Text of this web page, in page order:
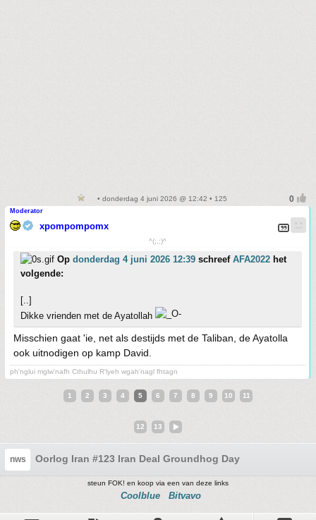
• donderdag 4 juni 2026 @ 12:42 • 125
Moderator
xpompompomx
^(;,;)^
Op donderdag 4 juni 2026 12:39 schreef AFA2022 het
volgende:
[..]
Dikke vrienden met de Ayatollah
Misschien gaat 'ie, net als destijds met de Taliban, de Ayatolla
ook uitnodigen op kamp David.
ph'nglui mglw'nafh Cthulhu R'lyeh wgah'nagl fhtagn
1 2 3 4 5 6 7 8 9 10 11
12 13
nws Oorlog Iran #123 Iran Deal Groundhog Day
steun FOK! en koop via een van deze links
Coolblue Bitvavo